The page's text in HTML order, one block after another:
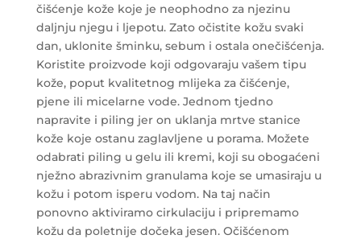
čišćenje kože koje je neophodno za njezinu
daljnju njegu i ljepotu. Zato očistite kožu svaki
dan, uklonite šminku, sebum i ostala onečišćenja.
Koristite proizvode koji odgovaraju vašem tipu
kože, poput kvalitetnog mlijeka za čišćenje,
pjene ili micelarne vode. Jednom tjedno
napravite i piling jer on uklanja mrtve stanice
kože koje ostanu zaglavljene u porama. Možete
odabrati piling u gelu ili kremi, koji su obogaćeni
nježno abrazivnim granulama koje se umasiraju u
kožu i potom isperu vodom. Na taj način
ponovno aktiviramo cirkulaciju i pripremamo
kožu da poletnije dočeka jesen. Očišćenom